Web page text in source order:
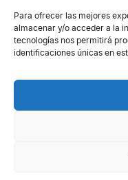
Para ofrecer las mejores
almacenar y/o acceder a la
tecnologías nos permitirá
identificaciones únicas en